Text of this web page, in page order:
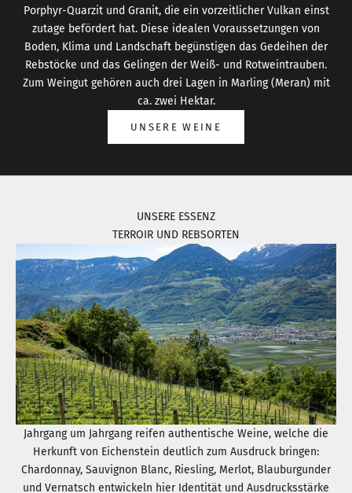
Porphyr-Quarzit und Granit, die ein vorzeitlicher Vulkan einst
zutage befördert hat. Diese idealen Voraussetzungen von
Boden, Klima und Landschaft begünstigen das Gedeihen der
Rebstöcke und das Gelingen der Weiß- und Rotweintrauben.
Zum Weingut gehören auch drei Lagen in Marling (Meran) mit
ca. zwei Hektar.
UNSERE WEINE
UNSERE ESSENZ
TERROIR UND REBSORTEN
Jahrgang um Jahrgang reifen authentische Weine, welche die
Herkunft von Eichenstein deutlich zum Ausdruck bringen:
Chardonnay, Sauvignon Blanc, Riesling, Merlot, Blauburgunder
und Vernatsch entwickeln hier Identität und Ausdrucksstärke